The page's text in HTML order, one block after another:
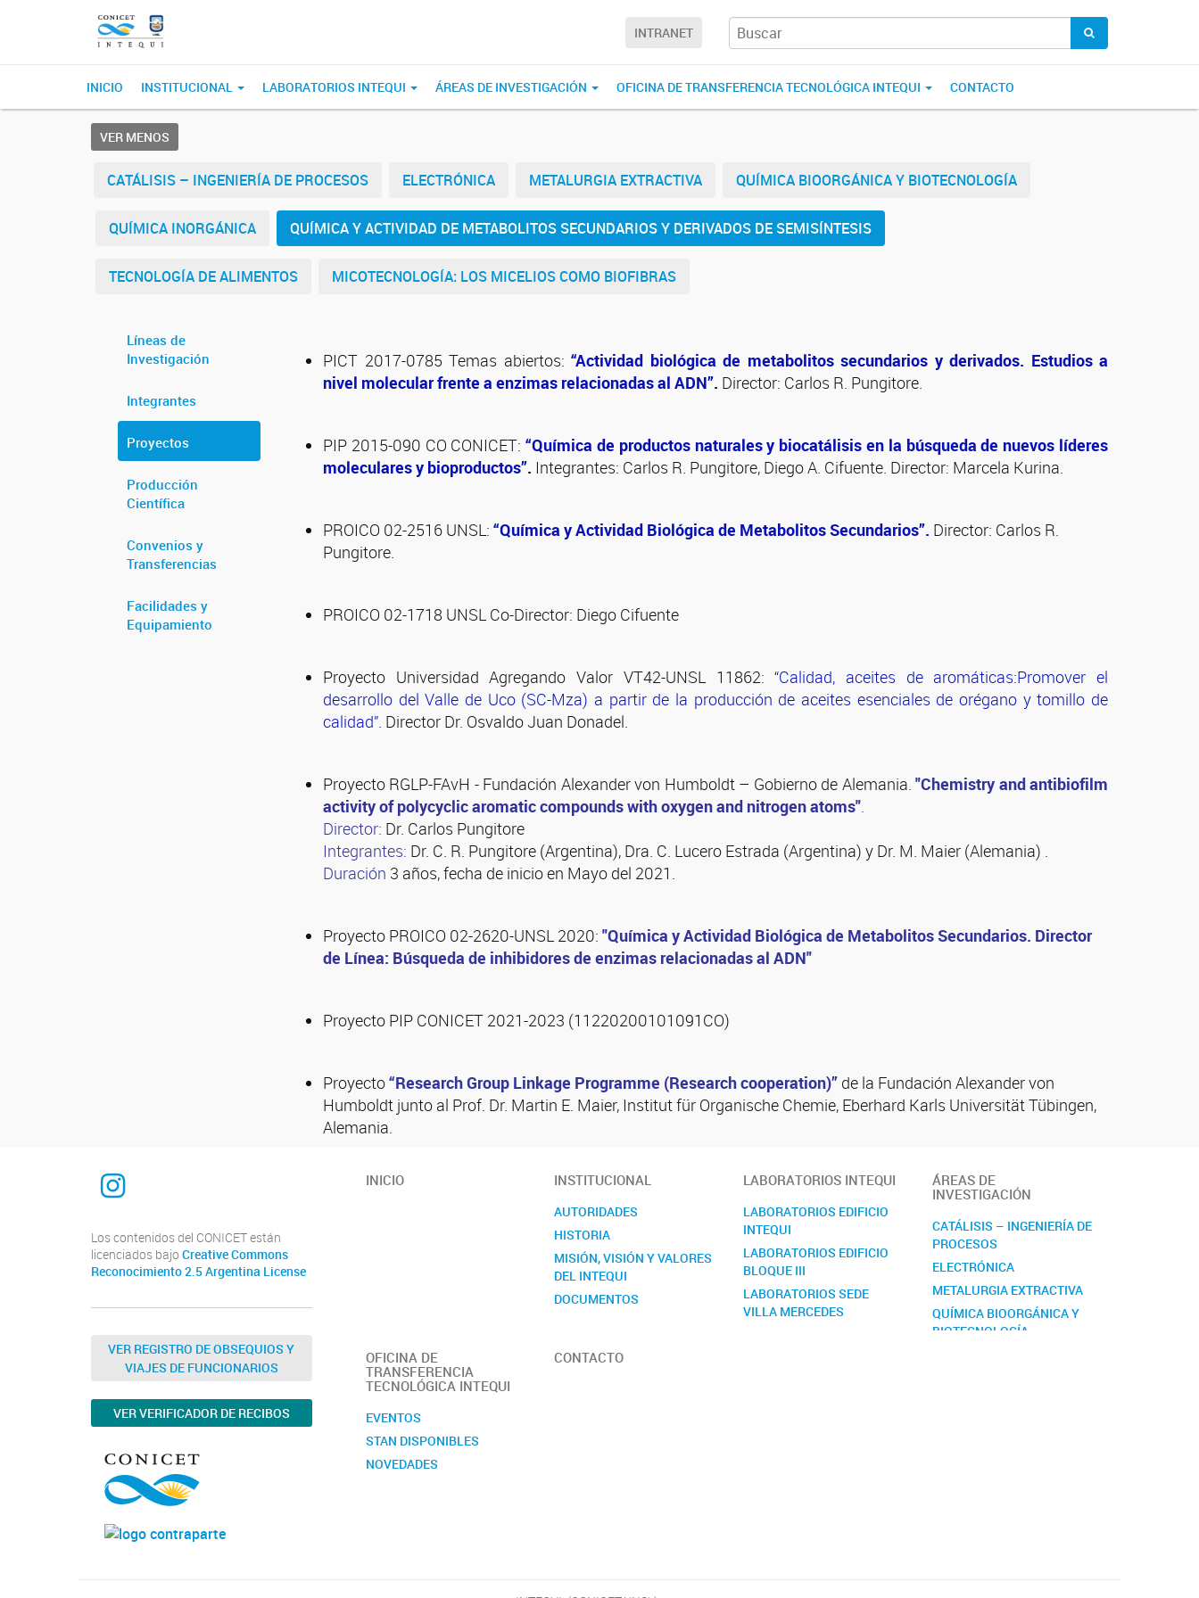
INTRANET
INICIO INSTITUCIONAL LABORATORIOS INTEQUI ÁREAS DE INVESTIGACIÓN OFICINA DE TRANSFERENCIA TECNOLÓGICA INTEQUI CONTACTO
VER MENOS
CATÁLISIS – INGENIERÍA DE PROCESOS ELECTRÓNICA METALURGIA EXTRACTIVA QUÍMICA BIOORGÁNICA Y BIOTECNOLOGÍA
QUÍMICA INORGÁNICA QUÍMICA Y ACTIVIDAD DE METABOLITOS SECUNDARIOS Y DERIVADOS DE SEMISÍNTESIS
TECNOLOGÍA DE ALIMENTOS MICOTECNOLOGÍA: LOS MICELIOS COMO BIOFIBRAS
Líneas de
Investigación
Integrantes
Proyectos
Producción
Científica
Convenios y
Transferencias
Facilidades y
Equipamiento
PICT 2017-0785 Temas abiertos: “Actividad biológica de metabolitos secundarios y derivados. Estudios a
nivel molecular frente a enzimas relacionadas al ADN”. Director: Carlos R. Pungitore.
PIP 2015-090 CO CONICET:“Química de productos naturales y biocatálisis en la búsqueda de nuevos líderes
moleculares y bioproductos”. Integrantes: Carlos R. Pungitore, Diego A. Cifuente. Director: Marcela Kurina.
PROICO 02-2516 UNSL: “Química y Actividad Biológica de Metabolitos Secundarios”. Director: Carlos R.
Pungitore.
PROICO 02-1718 UNSL Co-Director: Diego Cifuente
Proyecto Universidad Agregando Valor VT42-UNSL 11862:“Calidad, aceites de aromáticas:Promover el
desarrollo del Valle de Uco (SC-Mza) a partir de la producción de aceites esenciales de orégano y tomillo de
calidad”. Director Dr. Osvaldo Juan Donadel.
Proyecto RGLP-FAvH - Fundación Alexander von Humboldt – Gobierno de Alemania. "Chemistry and antibiofilm
activity of polycyclic aromatic compounds with oxygen and nitrogen atoms".
Director: Dr. Carlos Pungitore
Integrantes: Dr. C. R. Pungitore (Argentina), Dra. C. Lucero Estrada (Argentina) y Dr. M. Maier (Alemania) .
Duración 3 años, fecha de inicio en Mayo del 2021.
Proyecto PROICO 02-2620-UNSL 2020: "Química y Actividad Biológica de Metabolitos Secundarios. Director
de Línea: Búsqueda de inhibidores de enzimas relacionadas al ADN"
Proyecto PIP CONICET 2021-2023 (11220200101091CO)
Proyecto“Research Group Linkage Programme (Research cooperation)” de la Fundación Alexander von
Humboldt junto al Prof. Dr. Martin E. Maier, Institut für Organische Chemie, Eberhard Karls Universität Tübingen,
Alemania.
INTEQUI
Los contenidos del CONICET están
licenciados bajo Creative Commons
Reconocimiento 2.5 Argentina License
VER REGISTRO DE OBSEQUIOS Y
VIAJES DE FUNCIONARIOS
VER VERIFICADOR DE RECIBOS
INICIO INSTITUCIONAL
AUTORIDADES
HISTORIA
MISIÓN, VISIÓN Y VALORES
DEL INTEQUI
DOCUMENTOS
OBJETIVOS
LABORATORIOS INTEQUI
LABORATORIOS EDIFICIO
INTEQUI
LABORATORIOS EDIFICIO
BLOQUE III
LABORATORIOS SEDE
VILLA MERCEDES
ÁREAS DE
INVESTIGACIÓN
CATÁLISIS – INGENIERÍA DE
PROCESOS
ELECTRÓNICA
METALURGIA EXTRACTIVA
QUÍMICA BIOORGÁNICA Y
BIOTECNOLOGÍA
OFICINA DE
TRANSFERENCIA
TECNOLÓGICA INTEQUI
EVENTOS
STAN DISPONIBLES
NOVEDADES
CONTACTO